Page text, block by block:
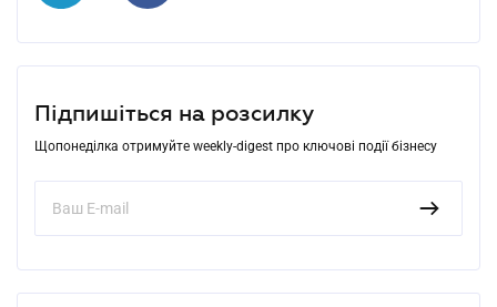
Підпишіться на розсилку
Щопонеділка отримуйте weekly-digest про ключові події бізнесу